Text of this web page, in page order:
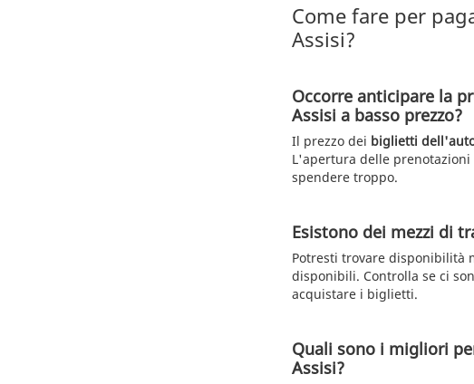
Come fare per
Assisi?
Occorre anticipare la
Assisi a basso prezzo?
Il prezzo dei biglietti
L'apertura delle
spendere troppo.
Esistono dei mezzi di
Potresti trovare disponibilità
disponibili. Controlla se ci
acquistare i biglietti.
Quali sono i migliori
Assisi?